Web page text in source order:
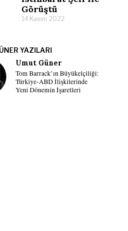
Görüştü
14 Kasım 2022
YAZILARI
Umut Güner
Tom Barrack’ın Büyükelçiliği:
Türkiye-ABD İlişkilerinde
Yeni Dönemin İşaretleri